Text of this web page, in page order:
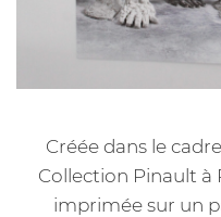
Créée dans le
Collection Pinault à
imprimée sur un